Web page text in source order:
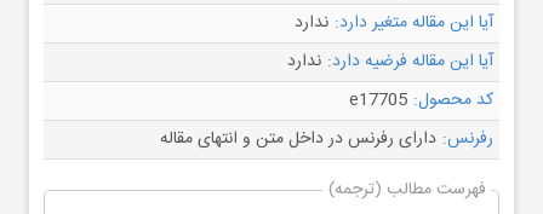
آیا این مقاله متغیر دارد: ندارد
آیا این مقاله فرضیه دارد: ندارد
کد محصول: e17705
رفرنس: دارای رفرنس در داخل متن و انتهای مقاله
فهرست مطالب (ترجمه)